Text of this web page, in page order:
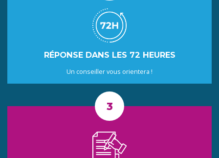
RÉPONSE DANS LES 72 HEURES
Un conseiller vous orientera !